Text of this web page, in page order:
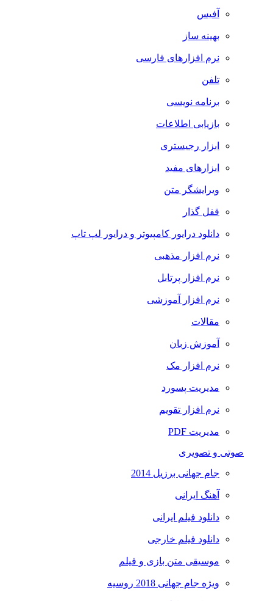
آفیس
بهینه ساز
نرم افزارهای فارسی
تلفن
برنامه نویسی
بازیابی اطلاعات
ابزار رجیستری
ابزارهای مفید
ویرایشگر متن
قفل گذار
دانلود درایور کامپیوتر و درایور لپ تاپ
نرم افزار مذهبی
نرم افزار پرتابل
نرم افزار آموزشی
مقالات
آموزش زبان
نرم افزار مک
مدیریت پسورد
نرم افزار تقویم
مدیریت PDF
صوتی و تصویری
جام جهانی برزیل 2014
آهنگ ایرانی
دانلود فیلم ایرانی
دانلود فیلم خارجی
موسیقی متن بازی و فیلم
ویژه جام جهانی 2018 روسیه